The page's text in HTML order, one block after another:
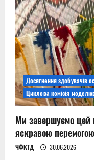
Досягнення здобувачів
Циклова комісія
Ми завершуємо цей
яскравою перемогою
ЧФКТД 30.06.2026